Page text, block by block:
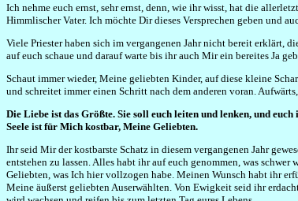
Ich nehme euch ernst, sehr ernst, denn, wie ihr wisst, hat die
Himmlischer Vater. Ich möchte Dir dieses Versprechen geben und
Viele Priester haben sich im vergangenen Jahr nicht bereit erklärt,
auf euch schaue und darauf warte bis ihr auch Mir ein bereites Ja
Schaut immer wieder, Meine geliebten Kinder, auf diese kleine
und schreitet immer einen Schritt nach dem anderen voran.
Die Liebe ist das Größte. Sie soll euch leiten und lenken, und
Seele ist für Mich kostbar, Meine Geliebten.
Ihr seid Mir der kostbarste Schatz in diesem vergangenen Jahr
entstehen zu lassen. Alles habt ihr auf euch genommen, was
Geliebten, was Ich hier vollzogen habe. Meinen Wunsch habt ihr
Meine äußerst geliebten Auserwählten. Von Ewigkeit seid ihr